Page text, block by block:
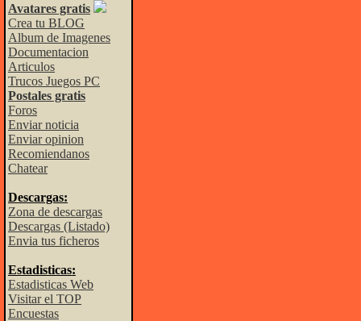
Avatares gratis
Crea tu BLOG
Album de Imagenes
Documentacion
Articulos
Trucos Juegos PC
Postales gratis
Foros
Enviar noticia
Enviar opinion
Recomiendanos
Chatear
Descargas:
Zona de descargas
Descargas (Listado)
Envia tus ficheros
Estadisticas:
Estadisticas Web
Visitar el TOP
Encuestas